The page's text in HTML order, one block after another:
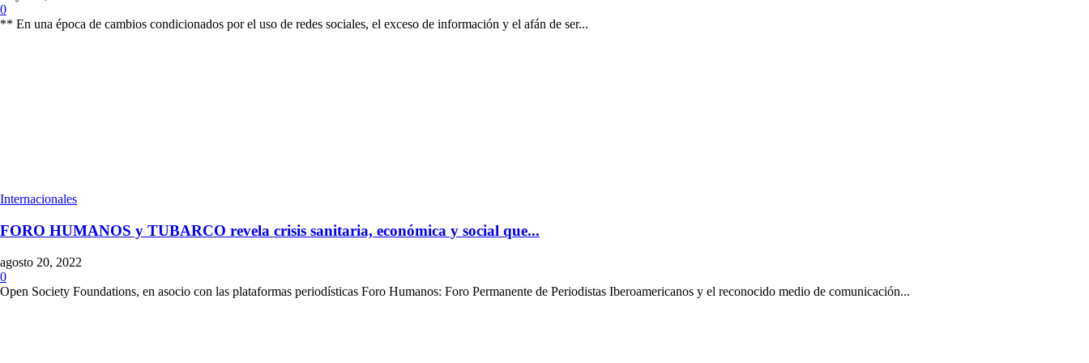
0
** En una época de cambios condicionados por el uso de redes sociales, el exceso de información y el afán de ser...
Internacionales
FORO HUMANOS y TUBARCO revela crisis sanitaria, económica y social que...
agosto 20, 2022
0
Open Society Foundations, en asocio con las plataformas periodísticas Foro Humanos: Foro Permanente de Periodistas Iberoamericanos y el reconocido medio de comunicación...